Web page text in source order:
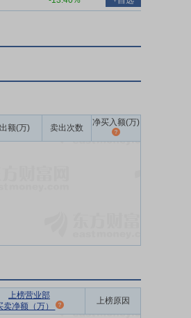
额(万) 卖出次数
净买入额(万)
上榜营业部
卖净额（万）
上榜原因